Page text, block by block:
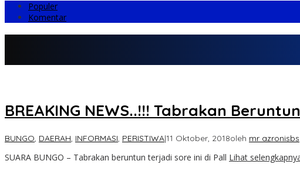
Populer
Komentar
BREAKING NEWS..!!! Tabrakan
BUNGO, DAERAH, INFORMASI, PERISTIWA|11 Oktober, 2018oleh mr azronisbs
SUARA BUNGO – Tabrakan beruntun terjadi sore ini di Pall Lihat